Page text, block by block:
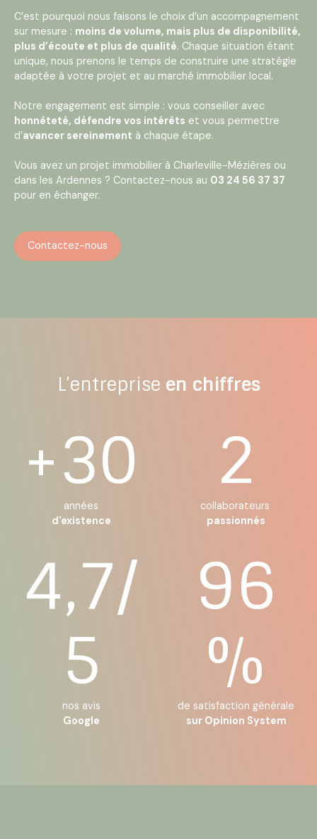
C’est pourquoi nous faisons le choix d’un accompagnement
sur mesure : moins de volume, mais plus de disponibilité,
plus d’écoute et plus de qualité. Chaque situation étant
unique, nous prenons le temps de construire une stratégie
adaptée à votre projet et au marché immobilier local.
Notre engagement est simple : vous conseiller avec
honnêteté, défendre vos intérêts et vous permettre
d’avancer sereinement à chaque étape.
Vous avez un projet immobilier à Charleville-Mézières ou
dans les Ardennes ? Contactez-nous au 03 24 56 37 37
pour en échanger.
Contactez-nous
L’entreprise en chiffres
+30
années
d'existence
2
collaborateurs
passionnés
4,7/
5
nos avis
Google
96
%
de satisfaction générale
sur Opinion System